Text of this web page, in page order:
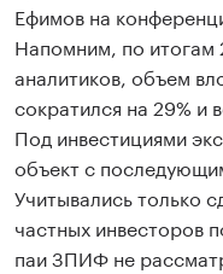
Ефимов на
Напомним, по итогам
аналитиков, объем
сократился на 29% и
Под инвестициями
объект с
Учитывались только
частных инвесторов
паи ЗПИФ не